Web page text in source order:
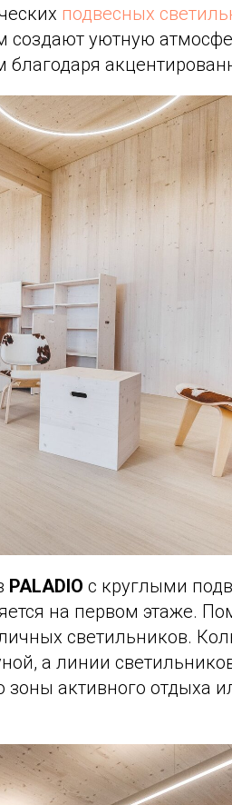
подвесных
уютную
PALADIO с круглыми
на первом этаже.
светильников.
а линии
зоны активного отдыха